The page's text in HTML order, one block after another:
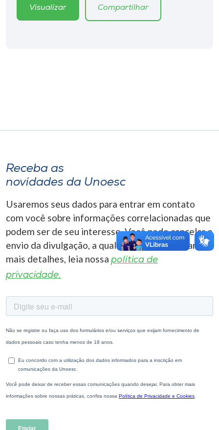
Rádio
o idioma
A-
Visualizar Compartilhar
Receba as
novidades da Unoesc
Usaremos seus dados para entrar em contato
com você sobre informações correlacionadas que
podem ser de seu interesse. Você pode cancelar o
envio da divulgação, a qualquer momento. Para
mais detalhes, leia nossa política de
privacidade.